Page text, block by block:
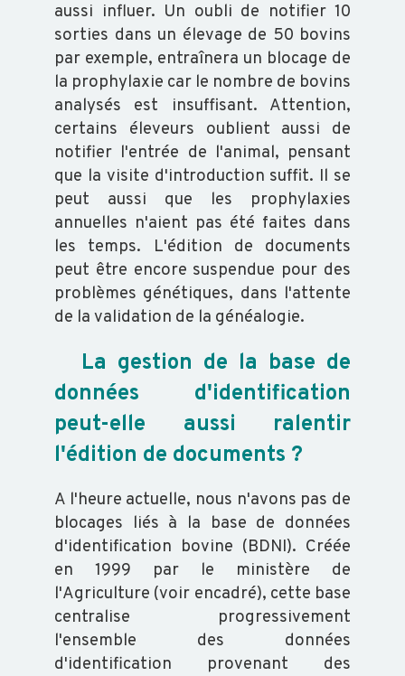
ABEILLE
TRANSFORMATION
ACTUALITÉS
RAPPORT
D'ACTIVITÉ
GDS
INFO
ORGANISATION
GARANTIE
FORMATION
aussi influer. Un oubli de notifier 10
sorties dans un élevage de 50 bovins
par exemple, entraînera un blocage de
la prophylaxie car le nombre de bovins
analysés est insuffisant. Attention,
certains éleveurs oublient aussi de
notifier l'entrée de l'animal, pensant
que la visite d'introduction suffit. Il se
peut aussi que les prophylaxies
annuelles n'aient pas été faites dans
les temps. L'édition de documents
peut être encore suspendue pour des
problèmes génétiques, dans l'attente
de la validation de la généalogie.
La gestion de la base de
données d'identification
peut-elle aussi ralentir
l'édition de documents ?
A l'heure actuelle, nous n'avons pas de
blocages liés à la base de données
d'identification bovine (BDNI). Créée
en 1999 par le ministère de
l'Agriculture (voir encadré), cette base
centralise progressivement
l'ensemble des données
d'identification provenant des